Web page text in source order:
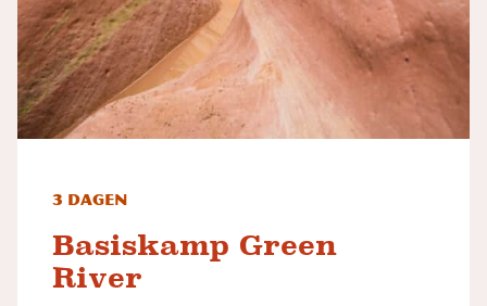
3 dagen
Basiskamp Green
River